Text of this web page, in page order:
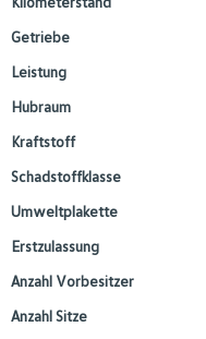
Getriebe
Leistung
Hubraum
Kraftstoff
Schadstoffklasse
Umweltplakette
Erstzulassung
Anzahl Vorbesitzer
Anzahl Sitze